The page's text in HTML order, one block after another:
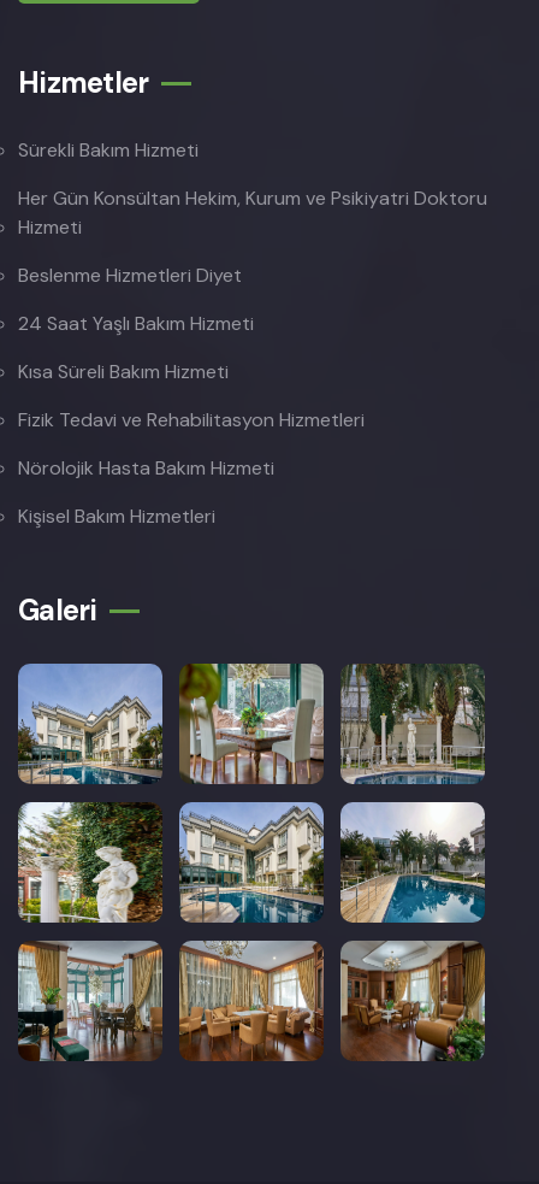
Hizmetler
Sürekli Bakım Hizmeti
Her Gün Konsültan Hekim, Kurum ve Psikiyatri Doktoru
Hizmeti
Beslenme Hizmetleri Diyet
24 Saat Yaşlı Bakım Hizmeti
Kısa Süreli Bakım Hizmeti
Fizik Tedavi ve Rehabilitasyon Hizmetleri
Nörolojik Hasta Bakım Hizmeti
Kişisel Bakım Hizmetleri
Galeri